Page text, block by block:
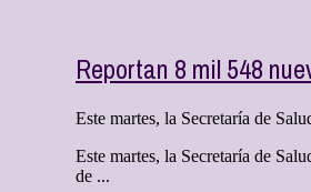
Reportan 8 mil 548
Este martes, la Secretaría de
Este martes, la Secretaría de
de ...